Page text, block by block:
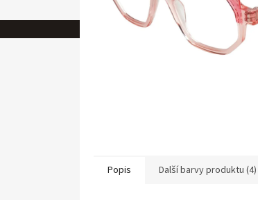
Popis Další barvy produktu (4)